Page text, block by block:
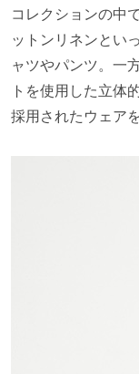
コレクションの中
ットンリネンとい
ャツやパンツ。一
トを使用した立体
採用されたウェア